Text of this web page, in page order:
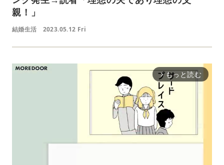
親！」
結婚生活 2023.05.12 Fri
arrow_forward_ios もっと読む